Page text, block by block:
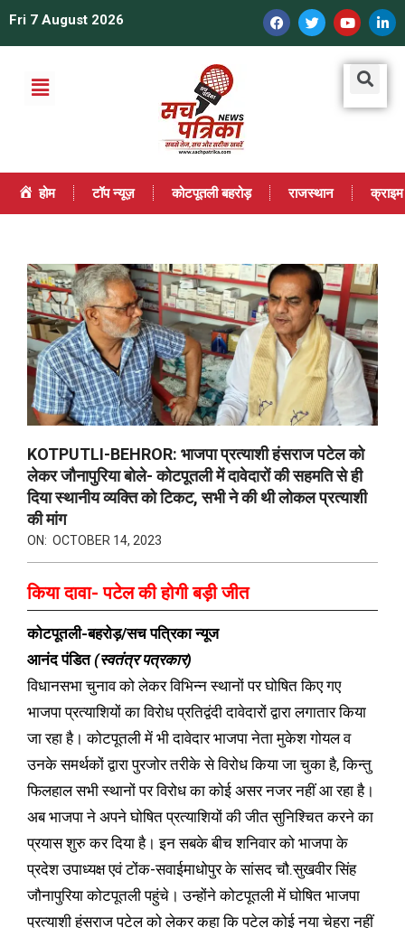
Fri 7 August 2026
होम टॉप न्यूज़ कोटपूतली बहरोड़ राजस्थान क्राइम
KOTPUTLI-BEHROR: भाजपा प्रत्याशी हंसराज पटेल को
लेकर जौनापुरिया बोले- कोटपूतली में दावेदारों की सहमति से ही
दिया स्थानीय व्यक्ति को टिकट, सभी ने की थी लोकल प्रत्याशी
की मांग
ON: OCTOBER 14, 2023
किया दावा- पटेल की होगी बड़ी जीत
कोटपूतली-बहरोड़/सच पत्रिका न्यूज
आनंद पंडित(स्वतंत्र पत्रकार)
विधानसभा चुनाव को लेकर विभिन्न स्थानों पर घोषित किए गए
भाजपा प्रत्याशियों का विरोध प्रतिद्वंदी दावेदारों द्वारा लगातार किया
जा रहा है। कोटपूतली में भी दावेदार भाजपा नेता मुकेश गोयल व
उनके समर्थकों द्वारा पुरजोर तरीके से विरोध किया जा चुका है, किन्तु
फिलहाल सभी स्थानों पर विरोध का कोई असर नजर नहीं आ रहा है।
अब भाजपा ने अपने घोषित प्रत्याशियों की जीत सुनिश्चित करने का
प्रयास शुरु कर दिया है। इन सबके बीच शनिवार को भाजपा के
प्रदेश उपाध्यक्ष एवं टोंक-सवाईमाधोपुर के सांसद चौ.सुखवीर सिंह
जौनापुरिया कोटपूतली पहुंचे। उन्होंने कोटपूतली में घोषित भाजपा
प्रत्याशी हंसराज पटेल को लेकर कहा कि पटेल कोई नया चेहरा नहीं